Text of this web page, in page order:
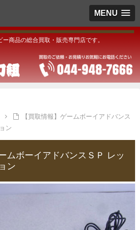
MENU
ー商品の総合買取・販売専門店です。
【買取情報】ゲームボーイアドバンス
ン
ムボーイアドバンスＳＰ レッ
ン